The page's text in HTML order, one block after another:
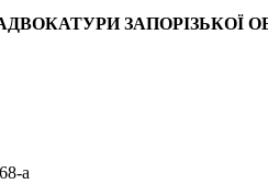
ЗАПОРІЗЬКОЇ
а